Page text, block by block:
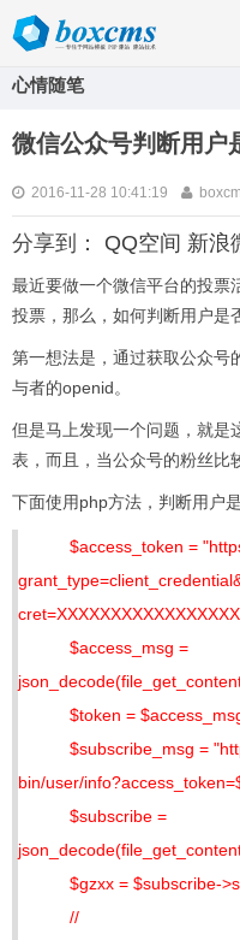
心情随笔
微信公众号判断用户
2016-11-28 10:41:19
分享到： QQ空间 新浪
最近要做一个微信平台的投票
投票，那么，如何判断用户是
第一想法是，通过获取公众号
与者的openid。
但是马上发现一个问题，就是
表，而且，当公众号的粉丝比
下面使用php方法，判断用户
$access_token =
$access_msg =
$token =
$subscribe_msg =
bin/user/
$subscribe =
$gzxx = $subscribe-
//